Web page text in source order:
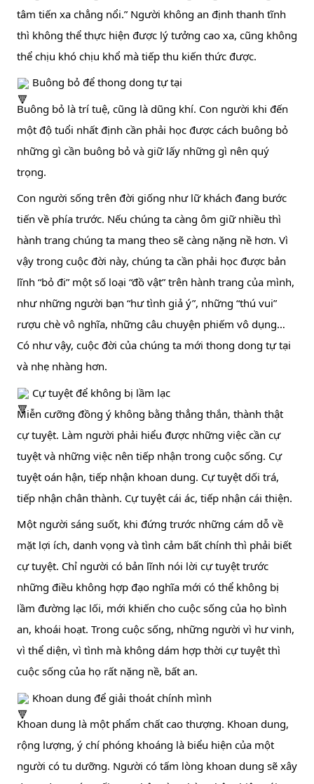
tâm tiến xa chẳng nổi.” Người không an định thanh tĩnh
thì không thể thực hiện được lý tưởng cao xa, cũng không
thể chịu khó chịu khổ mà tiếp thu kiến thức được.
Buông bỏ để thong dong tự tại
Buông bỏ là trí tuệ, cũng là dũng khí. Con người khi đến
một độ tuổi nhất định cần phải học được cách buông bỏ
những gì cần buông bỏ và giữ lấy những gì nên quý
trọng.
Con người sống trên đời giống như lữ khách đang bước
tiến về phía trước. Nếu chúng ta càng ôm giữ nhiều thì
hành trang chúng ta mang theo sẽ càng nặng nề hơn. Vì
vậy trong cuộc đời này, chúng ta cần phải học được bản
lĩnh “bỏ đi” một số loại “đồ vật” trên hành trang của mình,
như những người bạn “hư tình giả ý”, những “thú vui”
rượu chè vô nghĩa, những câu chuyện phiếm vô dụng…
Có như vậy, cuộc đời của chúng ta mới thong dong tự tại
và nhẹ nhàng hơn.
Cự tuyệt để không bị lầm lạc
Miễn cưỡng đồng ý không bằng thẳng thắn, thành thật
cự tuyệt. Làm người phải hiểu được những việc cần cự
tuyệt và những việc nên tiếp nhận trong cuộc sống. Cự
tuyệt oán hận, tiếp nhận khoan dung. Cự tuyệt dối trá,
tiếp nhận chân thành. Cự tuyệt cái ác, tiếp nhận cái thiện.
Một người sáng suốt, khi đứng trước những cám dỗ về
mặt lợi ích, danh vọng và tình cảm bất chính thì phải biết
cự tuyệt. Chỉ người có bản lĩnh nói lời cự tuyệt trước
những điều không hợp đạo nghĩa mới có thể không bị
lầm đường lạc lối, mới khiến cho cuộc sống của họ bình
an, khoái hoạt. Trong cuộc sống, những người vì hư vinh,
vì thể diện, vì tình mà không dám hợp thời cự tuyệt thì
cuộc sống của họ rất nặng nề, bất an.
Khoan dung để giải thoát chính mình
Khoan dung là một phẩm chất cao thượng. Khoan dung,
rộng lượng, ý chí phóng khoáng là biểu hiện của một
người có tu dưỡng. Người có tấm lòng khoan dung sẽ xây